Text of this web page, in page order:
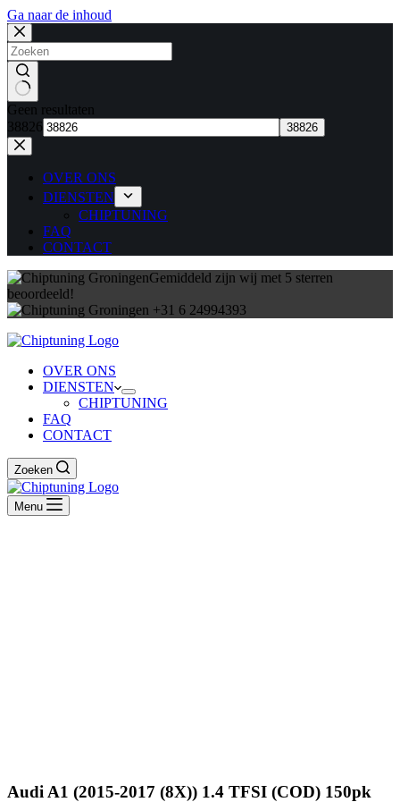
Ga naar de inhoud
Geen resultaten
38826
OVER ONS
DIENSTEN
CHIPTUNING
FAQ
CONTACT
Gemiddeld zijn wij met 5 sterren
beoordeeld!
+31 6 24994393
OVER ONS
DIENSTEN
CHIPTUNING
FAQ
CONTACT
Zoeken
Menu
Audi A1 (2015-2017 (8X)) 1.4 TFSI (COD) 150pk